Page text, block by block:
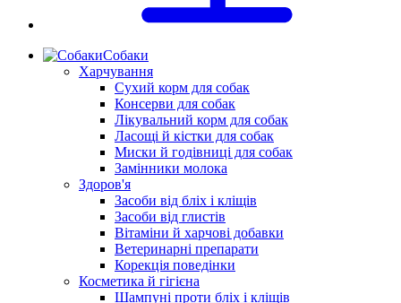
Собаки
Харчування
Сухий корм для собак
Консерви для собак
Лікувальний корм для собак
Ласощі й кістки для собак
Миски й годівниці для собак
Замінники молока
Здоров'я
Засоби від бліх і кліщів
Засоби від глистів
Вітаміни й харчові добавки
Ветеринарні препарати
Корекція поведінки
Косметика й гігієна
Шампуні проти бліх і кліщів